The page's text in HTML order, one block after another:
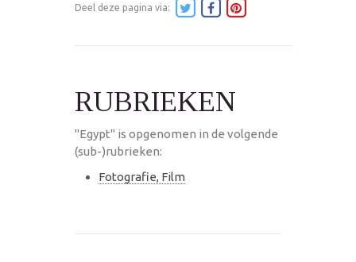
Deel deze pagina via:
RUBRIEKEN
"Egypt" is opgenomen in de volgende
(sub-)rubrieken:
Fotografie, Film